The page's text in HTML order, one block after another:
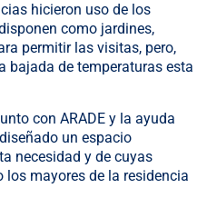
hicieron uso de los
como jardines,
permitir las visitas, pero,
bajada de temperaturas esta
con ARADE y la ayuda
un espacio
necesidad y de cuyas
mayores de la residencia